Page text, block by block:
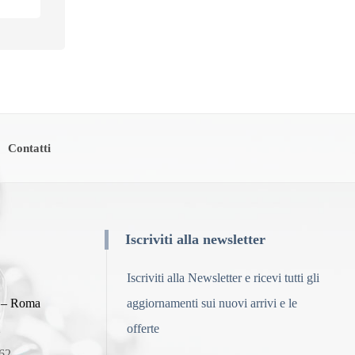
Contatti
Roma
Iscriviti alla newsletter
Iscriviti alla Newsletter e ricevi tutti gli
aggiornamenti sui nuovi arrivi e le
offerte